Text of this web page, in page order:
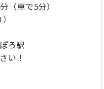
（車で5分）
ろ駅
い！